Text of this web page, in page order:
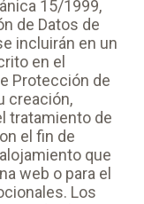
15/1999,
de Datos de
incluirán en un
en el
Protección de
creación,
tratamiento de
el fin de
que
web o para el
Los